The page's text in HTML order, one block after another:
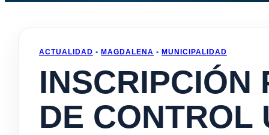
ACTUALIDAD • MAGDALENA • MUNICIPALIDAD
INSCRIPCIÓN
DE CONTROL